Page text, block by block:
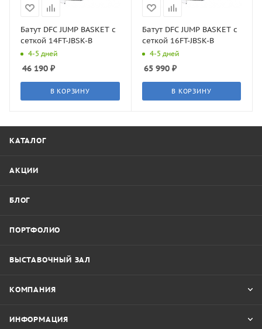
Батут DFC JUMP BASKET с
сеткой 14FT-JBSK-B
4-5 дней
46 190 ₽
В КОРЗИНУ
Батут DFC JUMP BASKET с
сеткой 16FT-JBSK-B
4-5 дней
65 990₽
В КОРЗИНУ
КАТАЛОГ
АКЦИИ
БЛОГ
ПОРТФОЛИО
ВЫСТАВОЧНЫЙ ЗАЛ
КОМПАНИЯ
ИНФОРМАЦИЯ